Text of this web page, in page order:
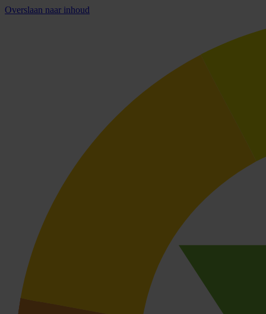
Overslaan naar inhoud